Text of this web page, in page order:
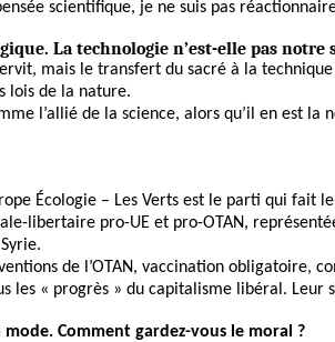
scientifique, je ne suis pas
La technologie n’est-elle pas notre
mais le transfert du sacré à la
lois de la nature.
l’allié de la science, alors qu’il en est
Écologie – Les Verts est le parti qui
libertaire pro-UE et pro-OTAN,
de l’OTAN, vaccination
les « progrès » du capitalisme libéral.
Comment gardez-vous le moral ?